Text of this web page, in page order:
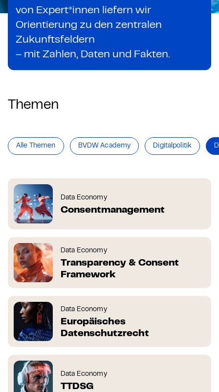
von Expert*innen liefern wir
Orientierung zu den zentralen
Zukunftsfeldern
– mit Zahlen, Daten und Fakten.
Themen
Alle Themen BVDW Academy Digitalpolitik
Data Economy
Consent­management
Data Economy
Transparency & Consent
Framework
Data Economy
Europäisches
Datenschutzrecht
Data Economy
TTDSG